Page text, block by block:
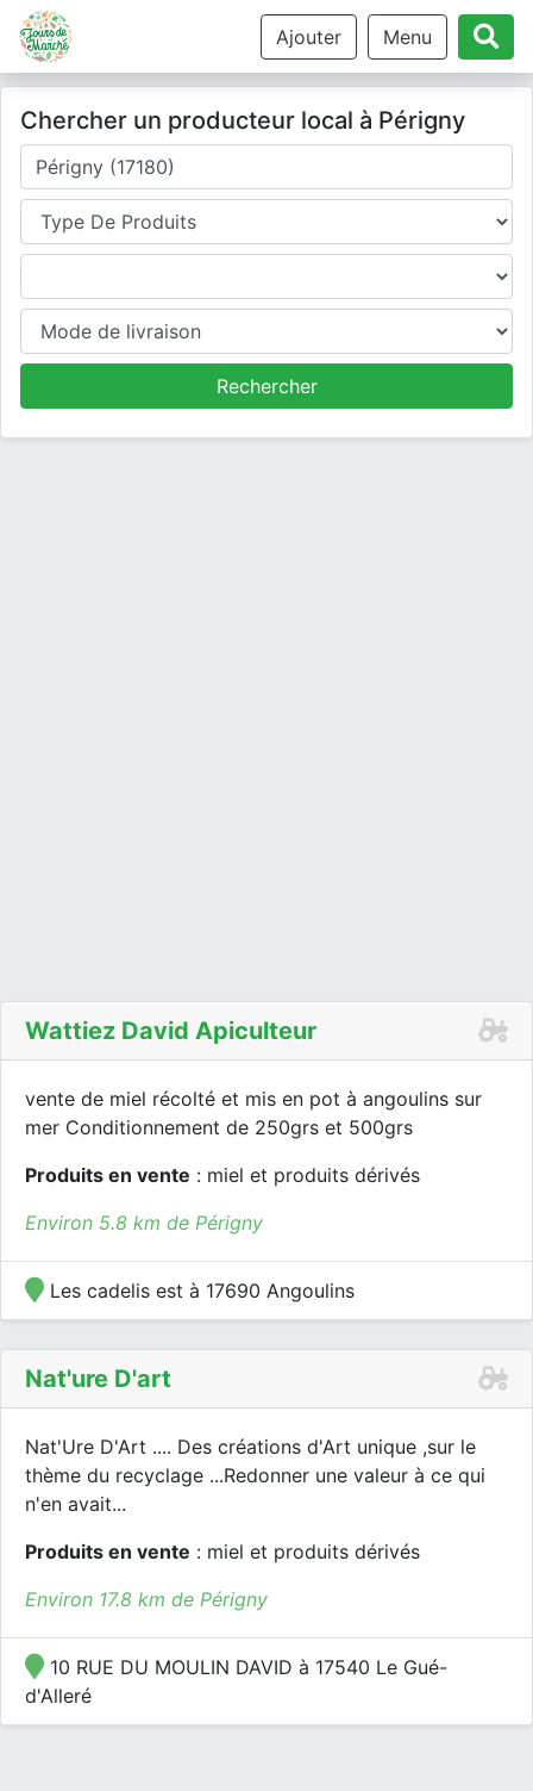
Ajouter Menu
Chercher un producteur local à Périgny
Où cherchez-vous un producteur ?
Type de produits
Produits
Mode de livraison
Rechercher
Wattiez David Apiculteur
vente de miel récolté et mis en pot à angoulins sur
mer Conditionnement de 250grs et 500grs
Produits en vente : miel et produits dérivés
Environ 5.8 km de Périgny
Les cadelis est à 17690 Angoulins
Nat'ure D'art
Nat'Ure D'Art .... Des créations d'Art unique ,sur le
thème du recyclage ...Redonner une valeur à ce qui
n'en avait...
Produits en vente : miel et produits dérivés
Environ 17.8 km de Périgny
10 RUE DU MOULIN DAVID à 17540 Le Gué-
d'Alleré